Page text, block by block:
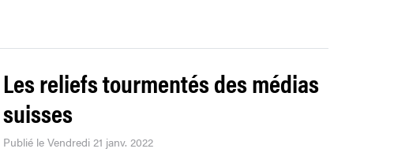
Les reliefs tourmentés des médias
suisses
Publié le Vendredi 21 janv. 2022